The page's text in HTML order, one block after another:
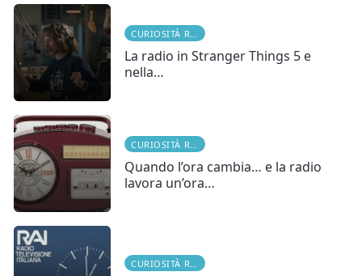
La radio in Stranger Things 5 e
nella…
Quando l’ora cambia… e la radio
lavora un’ora…